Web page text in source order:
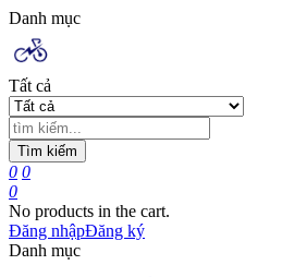
Danh mục
Tất cả
Tìm kiếm
0 0
0
No products in the cart.
Đăng nhậpĐăng ký
Danh mục